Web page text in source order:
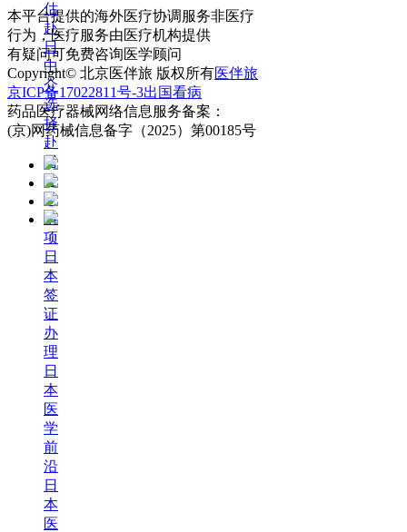
估
赴
日
中
介
选
择
赴
日
注
意
事
项
日
本
签
证
办
理
日
本
医
学
前
沿
日
本
医
本平台提供的海外医疗协调服务非医疗
行为，医疗服务由医疗机构提供
有疑问可免费咨询医学顾问
Copyright© 北京医伴旅 版权所有医伴旅
京ICP备17022811号-3出国看病
药品医疗器械网络信息服务备案：
(京)网药械信息备字（2025）第00185号